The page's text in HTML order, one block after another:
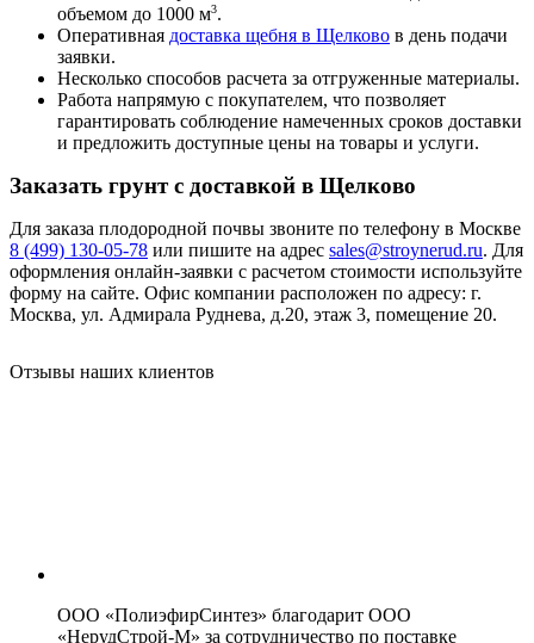
объемом до 1000 м3.
Оперативная доставка щебня в Щелково в день подачи
заявки.
Несколько способов расчета за отгруженные материалы.
Работа напрямую с покупателем, что позволяет
гарантировать соблюдение намеченных сроков доставки
и предложить доступные цены на товары и услуги.
Заказать грунт с доставкой в Щелково
Для заказа плодородной почвы звоните по телефону в Москве
8 (499) 130-05-78 или пишите на адрес sales@stroynerud.ru. Для
оформления онлайн-заявки с расчетом стоимости используйте
форму на сайте. Офис компании расположен по адресу: г.
Москва, ул. Адмирала Руднева, д.20, этаж 3, помещение 20.
Отзывы наших клиентов
ООО «ПолиэфирСинтез» благодарит ООО
«НерудСтрой-М» за сотрудничество по поставке